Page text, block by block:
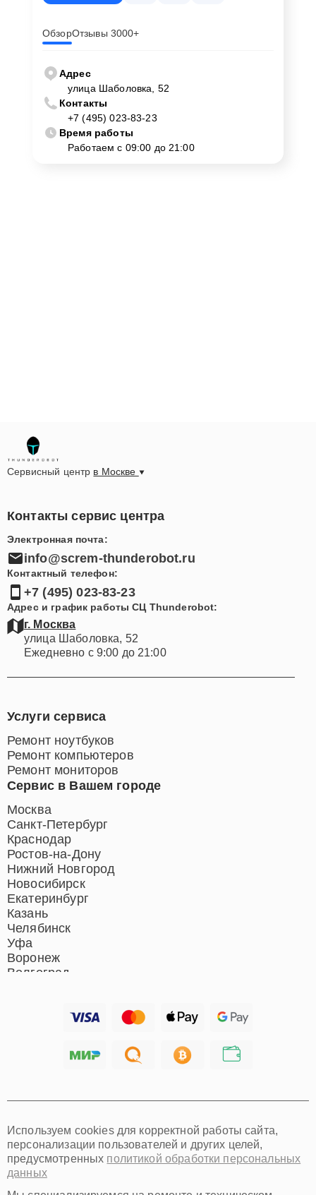
ОбзорОтзывы 3000+
Адрес
улица Шаболовка, 52
Контакты
+7 (495) 023-83-23
Время работы
Работаем с 09:00 до 21:00
Сервисный центр в Москве
Контакты сервис центра
Электронная почта:
info@screm-thunderobot.ru
Контактный телефон:
+7 (495) 023-83-23
Адрес и график работы СЦ Thunderobot:
г. Москва
улица Шаболовка, 52
Ежедневно с 9:00 до 21:00
Сервис в Вашем городе
Москва
Санкт-Петербург
Краснодар
Ростов-на-Дону
Нижний Новгород
Новосибирск
Екатеринбург
Казань
Челябинск
Уфа
Воронеж
Волгоград
Хабаровск
Омск
Красноярск
Пермь
Ульяновск
Услуги сервиса
Ремонт ноутбуков
Ремонт компьютеров
Ремонт мониторов
Используем cookies для корректной работы сайта,
персонализации пользователей и других целей,
предусмотренных политикой обработки персональных
данных